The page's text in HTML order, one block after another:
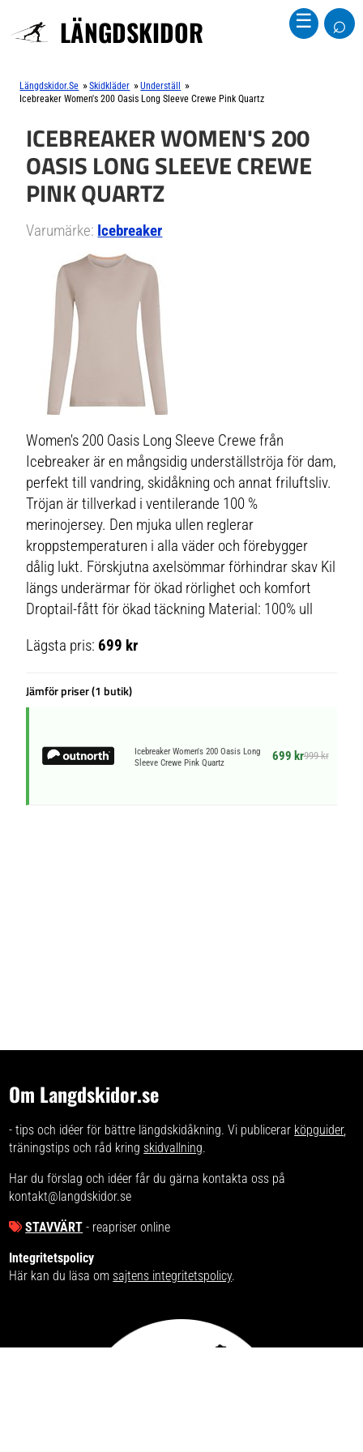
LÄNGDSKIDOR ☰ ⌕
Längdskidor.se »Skidkläder »Underställ »
Icebreaker Women's 200 Oasis Long Sleeve Crewe Pink Quartz
ICEBREAKER WOMEN'S 200
OASIS LONG SLEEVE CREWE
PINK QUARTZ
Varumärke: Icebreaker
Women's 200 Oasis Long Sleeve Crewe från
Icebreaker är en mångsidig underställströja för dam,
perfekt till vandring, skidåkning och annat friluftsliv.
Tröjan är tillverkad i ventilerande 100 %
merinojersey. Den mjuka ullen reglerar
kroppstemperaturen i alla väder och förebygger
dålig lukt. Förskjutna axelsömmar förhindrar skav Kil
längs underärmar för ökad rörlighet och komfort
Droptail-fått för ökad täckning Material: 100% ull
Lägsta pris: 699 kr
Jämför priser (1 butik)
Icebreaker Women's 200 Oasis Long
Sleeve Crewe Pink Quartz
699 kr999 kr
Om Langdskidor.se
- tips och idéer för bättre längdskidåkning. Vi publicerar köpguider,
träningstips och råd kring skidvallning.
Har du förslag och idéer får du gärna kontakta oss på
kontakt@langdskidor.se
STAVVÄRT - reapriser online
Integritetspolicy
Här kan du läsa om sajtens integritetspolicy.